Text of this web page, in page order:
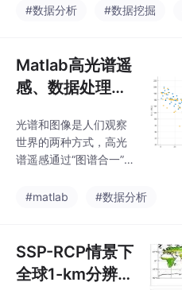
等方法。通过矿物识
提供可借鉴的多
被图、箱型图、
图、气泡图、森
林图等）
络图、热图、小提琴
图、三元图、三维图
等、遥感、数据处理、
降尺度、全球植被类型
感数据处理
#数据分析 #数据挖掘
Matlab高光谱遥
感、数据处理与
光谱和图像是人们观察
世界的两种方式，高光
谱遥感通过“图谱合一”
起来，大大提高了人们
中不可探测的物质，在
高光谱遥感中能被探
测。以高光谱遥感为核
#matlab #数据分析
SSP-RCP情景下
全球1-km分辨率